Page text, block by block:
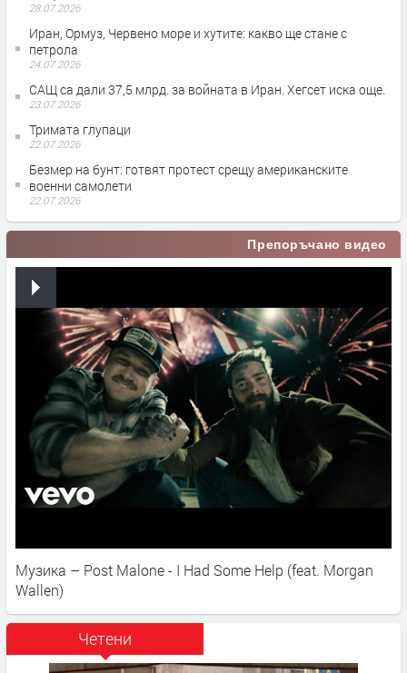
28.07.2026
Иран, Ормуз, Червено море и хутите: какво ще стане с
петрола
24.07.2026
САЩ са дали 37,5 млрд. за войната в Иран. Хегсет иска още.
23.07.2026
Тримата глупаци
22.07.2026
Безмер на бунт: готвят протест срещу американските
военни самолети
22.07.2026
Препоръчано видео
Музика – Post Malone - I Had Some Help (feat. Morgan
Wallen)
Четени